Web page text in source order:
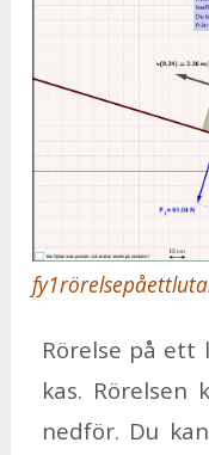
Rö­rel­se på
kas. Rö­rel­sen
ned­för. Du